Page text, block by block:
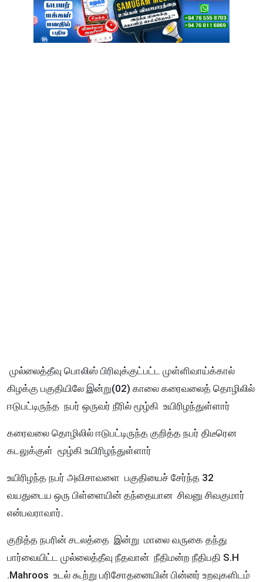
முல்லைத்தீவு பொலிஸ் பிரிவுக்குட்பட்ட முள்ளிவாய்க்கால்
கிழக்கு பகுதியிலே இன்று(02) காலை கரைவலைத் தொழிலில்
ஈடுபட்டிருந்த நபர் ஒருவர் நீரில் மூழ்கி உயிரிழந்துள்ளார்
கரைவலை தொழிலில் ஈடுபட்டிருந்த குறித்த நபர் திடீரென
கடலுக்குள் மூழ்கி உயிரிழந்துள்ளார்
உயிரிழந்த நபர் அவிசாவளை பகுதியைச் சேர்ந்த 32
வயதுடைய ஒரு பிள்ளையின் தந்தையான சிவனு சிவகுமார்
என்பவராவார்.
குறித்த நபரின் சடலத்தை இன்று மாலை வருகை தந்து
பார்வையிட்ட முல்லைத்தீவு நீதவான் நீதிமன்ற நீதிபதி S.H
.Mahroos உடல் கூற்று பரிசோதனையின் பின்னர் உறவுகளிடம்